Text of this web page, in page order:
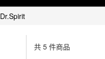
Dr.Spirit
共 5 件商品